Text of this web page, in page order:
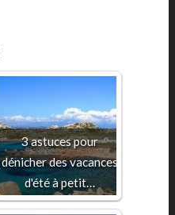
3 astuces pour
dénicher des vacances
d'été à petit…